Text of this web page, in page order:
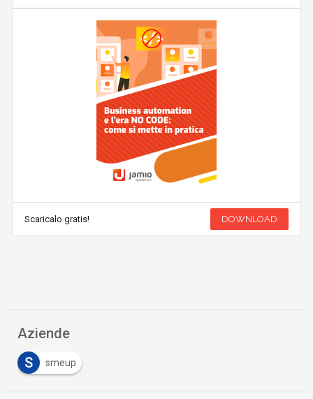
Scaricalo gratis! DOWNLOAD
Aziende
S
smeup